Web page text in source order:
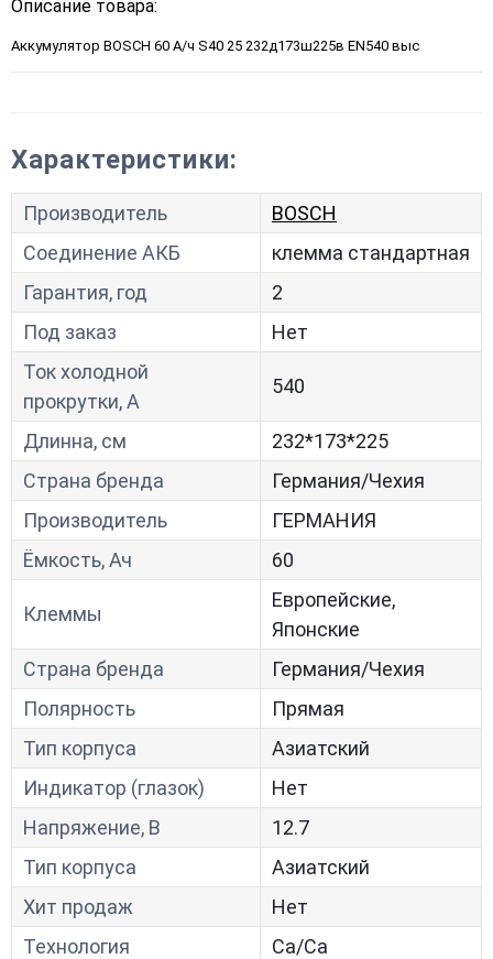
Описание товара:
Аккумулятор BOSCH 60 А/ч S40 25 232д173ш225в EN540 выс
Характеристики:
Производитель
BOSCH
Соединение АКБ
клемма стандартная
Гарантия, год
2
Под заказ
Нет
Ток холодной
прокрутки, A
540
Длинна, см
232*173*225
Страна бренда
Германия/Чехия
Производитель
ГЕРМАНИЯ
Ёмкость, Ач
60
Клеммы
Европейские,
Японские
Страна бренда
Германия/Чехия
Полярность
Прямая
Тип корпуса
Азиатский
Индикатор (глазок)
Нет
Напряжение, В
12.7
Тип корпуса
Азиатский
Хит продаж
Нет
Технология
Са/Са